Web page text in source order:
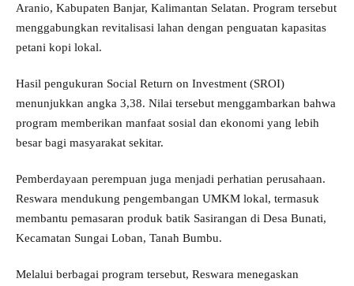
Aranio, Kabupaten Banjar, Kalimantan Selatan. Program tersebut
menggabungkan revitalisasi lahan dengan penguatan kapasitas
petani kopi lokal.
Hasil pengukuran Social Return on Investment (SROI)
menunjukkan angka 3,38. Nilai tersebut menggambarkan bahwa
program memberikan manfaat sosial dan ekonomi yang lebih
besar bagi masyarakat sekitar.
Pemberdayaan perempuan juga menjadi perhatian perusahaan.
Reswara mendukung pengembangan UMKM lokal, termasuk
membantu pemasaran produk batik Sasirangan di Desa Bunati,
Kecamatan Sungai Loban, Tanah Bumbu.
Melalui berbagai program tersebut, Reswara menegaskan